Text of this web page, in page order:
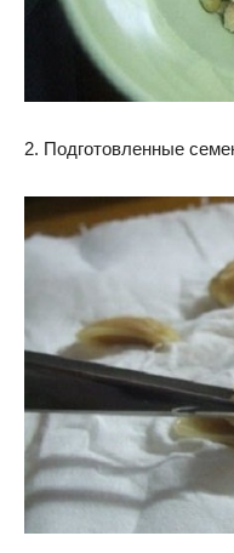
2. Подготовленные